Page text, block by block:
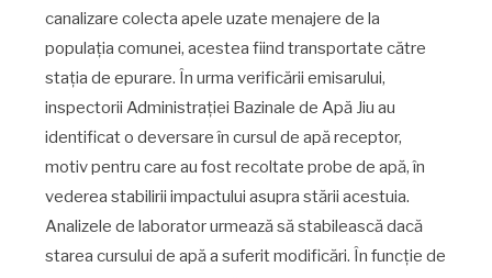
canalizare colecta apele uzate menajere de la
populația comunei, acestea fiind transportate către
stația de epurare. În urma verificării emisarului,
inspectorii Administrației Bazinale de Apă Jiu au
identificat o deversare în cursul de apă receptor,
motiv pentru care au fost recoltate probe de apă, în
vederea stabilirii impactului asupra stării acestuia.
Analizele de laborator urmează să stabilească dacă
starea cursului de apă a suferit modificări. În funcție de